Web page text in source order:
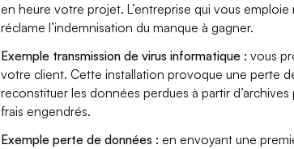
en heure votre projet. L’entreprise qui vous
réclame l’indemnisation du manque à gagner.
Exemple transmission de virus informatique : vous
votre client. Cette installation provoque une perte
reconstituer les données perdues à partir
frais engendrés.
Exemple perte de données : en envoyant une